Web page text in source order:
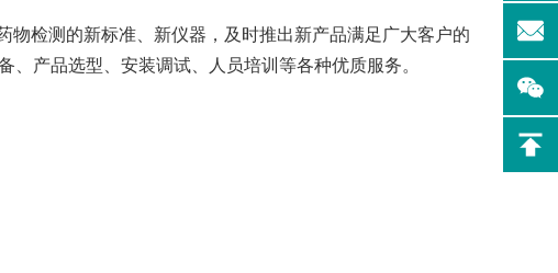
检测的新标准、新仪器，及时推出新产品满足广大客户的
产品选型、安装调试、人员培训等各种优质服务。